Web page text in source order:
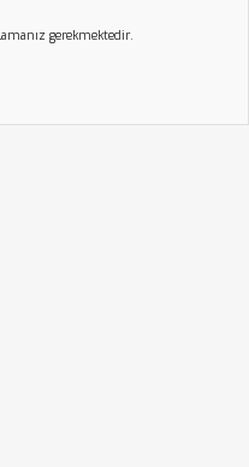
gerekmektedir.